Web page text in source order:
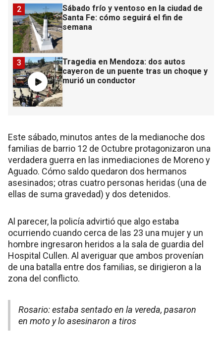
Sábado frío y ventoso en la ciudad de
Santa Fe: cómo seguirá el fin de
semana
2
Tragedia en Mendoza: dos autos
cayeron de un puente tras un choque y
murió un conductor
3
Este sábado, minutos antes de la medianoche dos
familias de barrio 12 de Octubre protagonizaron una
verdadera guerra en las inmediaciones de Moreno y
Aguado. Cómo saldo quedaron dos hermanos
asesinados; otras cuatro personas heridas (una de
ellas de suma gravedad) y dos detenidos.
Al parecer, la policía advirtió que algo estaba
ocurriendo cuando cerca de las 23 una mujer y un
hombre ingresaron heridos a la sala de guardia del
Hospital Cullen. Al averiguar que ambos provenían
de una batalla entre dos familias, se dirigieron a la
zona del conflicto.
Rosario: estaba sentado en la vereda, pasaron
en moto y lo asesinaron a tiros